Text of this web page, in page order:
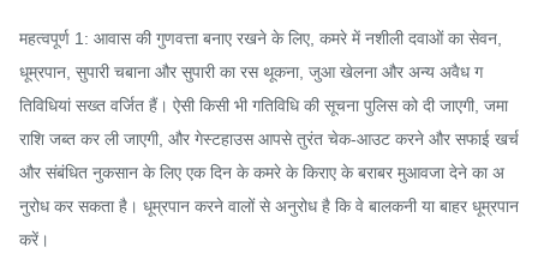
महत्वपूर्ण 1: आवास की गुणवत्ता बनाए रखने के लिए, कमरे में नशीली दवाओं का सेवन,
धूम्रपान, सुपारी चबाना और सुपारी का रस थूकना, जुआ खेलना और अन्य अवैध ग
तिविधियां सख्त वर्जित हैं। ऐसी किसी भी गतिविधि की सूचना पुलिस को दी जाएगी, जमा
राशि जब्त कर ली जाएगी, और गेस्टहाउस आपसे तुरंत चेक-आउट करने और सफाई खर्च
और संबंधित नुकसान के लिए एक दिन के कमरे के किराए के बराबर मुआवजा देने का अ
नुरोध कर सकता है। धूम्रपान करने वालों से अनुरोध है कि वे बालकनी या बाहर धूम्रपान
करें।